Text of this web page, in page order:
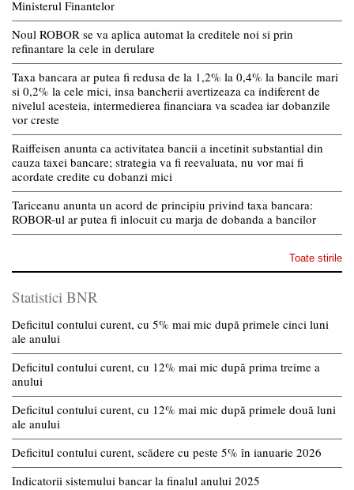
Ministerul Finantelor
Noul ROBOR se va aplica automat la creditele noi si prin
refinantare la cele in derulare
Taxa bancara ar putea fi redusa de la 1,2% la 0,4% la bancile mari
si 0,2% la cele mici, insa bancherii avertizeaza ca indiferent de
nivelul acesteia, intermedierea financiara va scadea iar dobanzile
vor creste
Raiffeisen anunta ca activitatea bancii a incetinit substantial din
cauza taxei bancare; strategia va fi reevaluata, nu vor mai fi
acordate credite cu dobanzi mici
Tariceanu anunta un acord de principiu privind taxa bancara:
ROBOR-ul ar putea fi inlocuit cu marja de dobanda a bancilor
Toate stirile
Statistici BNR
Deficitul contului curent, cu 5% mai mic după primele cinci luni
ale anului
Deficitul contului curent, cu 12% mai mic după prima treime a
anului
Deficitul contului curent, cu 12% mai mic după primele două luni
ale anului
Deficitul contului curent, scădere cu peste 5% în ianuarie 2026
Indicatorii sistemului bancar la finalul anului 2025